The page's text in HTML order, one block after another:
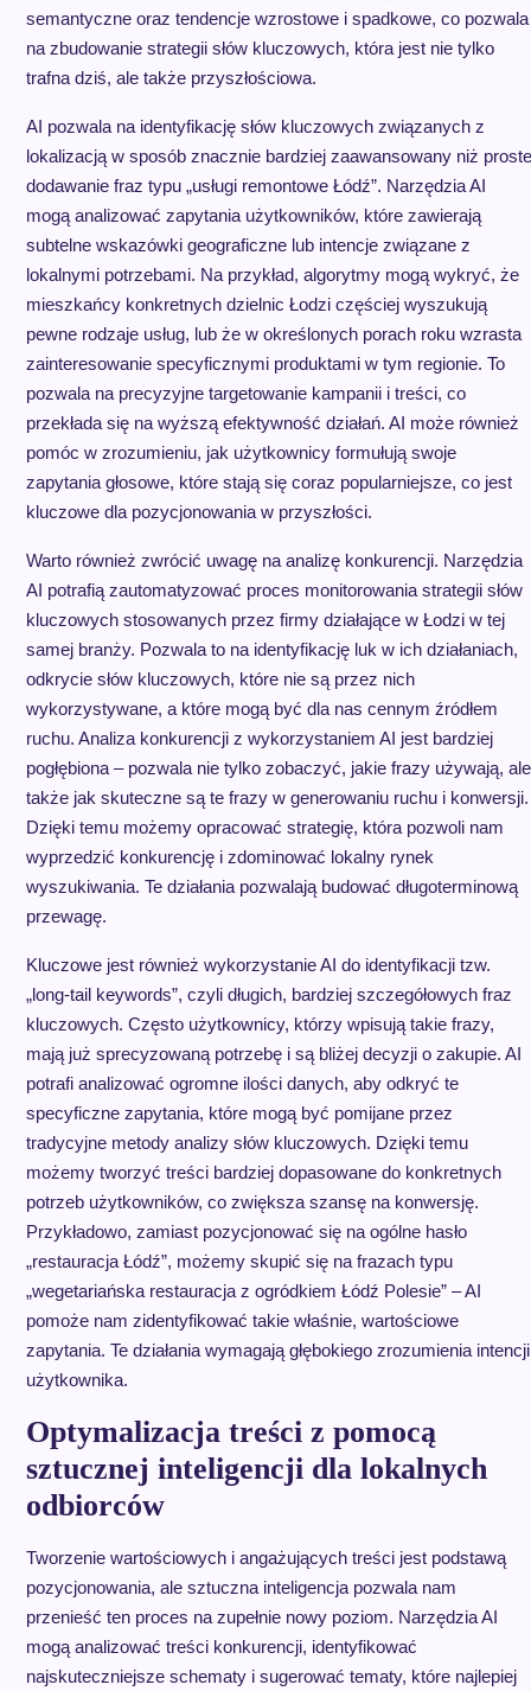
semantyczne oraz tendencje wzrostowe i spadkowe, co pozwala
na zbudowanie strategii słów kluczowych, która jest nie tylko
trafna dziś, ale także przyszłościowa.
AI pozwala na identyfikację słów kluczowych związanych z
lokalizacją w sposób znacznie bardziej zaawansowany niż proste
dodawanie fraz typu „usługi remontowe Łódź”. Narzędzia AI
mogą analizować zapytania użytkowników, które zawierają
subtelne wskazówki geograficzne lub intencje związane z
lokalnymi potrzebami. Na przykład, algorytmy mogą wykryć, że
mieszkańcy konkretnych dzielnic Łodzi częściej wyszukują
pewne rodzaje usług, lub że w określonych porach roku wzrasta
zainteresowanie specyficznymi produktami w tym regionie. To
pozwala na precyzyjne targetowanie kampanii i treści, co
przekłada się na wyższą efektywność działań. AI może również
pomóc w zrozumieniu, jak użytkownicy formułują swoje
zapytania głosowe, które stają się coraz popularniejsze, co jest
kluczowe dla pozycjonowania w przyszłości.
Warto również zwrócić uwagę na analizę konkurencji. Narzędzia
AI potrafią zautomatyzować proces monitorowania strategii słów
kluczowych stosowanych przez firmy działające w Łodzi w tej
samej branży. Pozwala to na identyfikację luk w ich działaniach,
odkrycie słów kluczowych, które nie są przez nich
wykorzystywane, a które mogą być dla nas cennym źródłem
ruchu. Analiza konkurencji z wykorzystaniem AI jest bardziej
pogłębiona – pozwala nie tylko zobaczyć, jakie frazy używają, ale
także jak skuteczne są te frazy w generowaniu ruchu i konwersji.
Dzięki temu możemy opracować strategię, która pozwoli nam
wyprzedzić konkurencję i zdominować lokalny rynek
wyszukiwania. Te działania pozwalają budować długoterminową
przewagę.
Kluczowe jest również wykorzystanie AI do identyfikacji tzw.
„long-tail keywords”, czyli długich, bardziej szczegółowych fraz
kluczowych. Często użytkownicy, którzy wpisują takie frazy,
mają już sprecyzowaną potrzebę i są bliżej decyzji o zakupie. AI
potrafi analizować ogromne ilości danych, aby odkryć te
specyficzne zapytania, które mogą być pomijane przez
tradycyjne metody analizy słów kluczowych. Dzięki temu
możemy tworzyć treści bardziej dopasowane do konkretnych
potrzeb użytkowników, co zwiększa szansę na konwersję.
Przykładowo, zamiast pozycjonować się na ogólne hasło
„restauracja Łódź”, możemy skupić się na frazach typu
„wegetariańska restauracja z ogródkiem Łódź Polesie” – AI
pomoże nam zidentyfikować takie właśnie, wartościowe
zapytania. Te działania wymagają głębokiego zrozumienia intencji
użytkownika.
Optymalizacja treści z pomocą
sztucznej inteligencji dla lokalnych
odbiorców
Tworzenie wartościowych i angażujących treści jest podstawą
pozycjonowania, ale sztuczna inteligencja pozwala nam
przenieść ten proces na zupełnie nowy poziom. Narzędzia AI
mogą analizować treści konkurencji, identyfikować
najskuteczniejsze schematy i sugerować tematy, które najlepiej